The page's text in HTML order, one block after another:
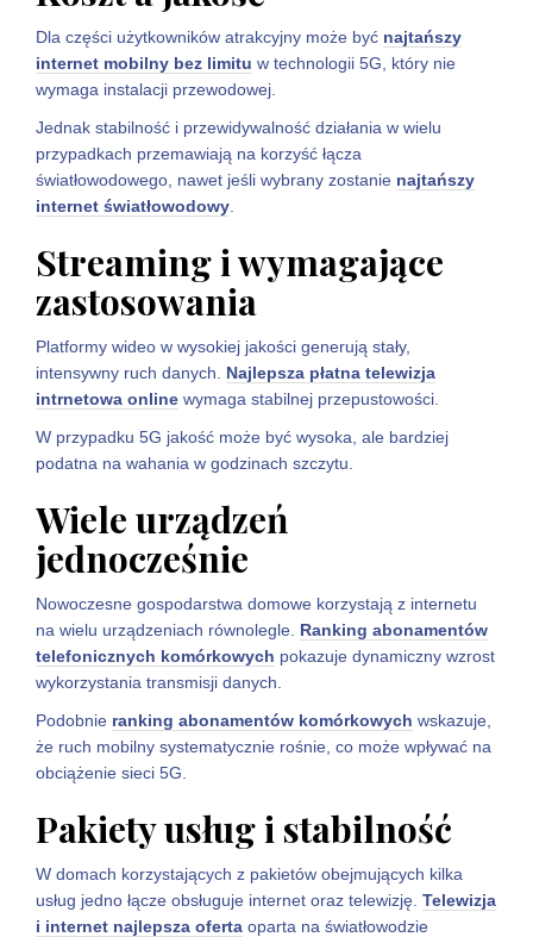
Dla części użytkowników atrakcyjny może być najtańszy
internet mobilny bez limitu w technologii 5G, który nie
wymaga instalacji przewodowej.
Jednak stabilność i przewidywalność działania w wielu
przypadkach przemawiają na korzyść łącza
światłowodowego, nawet jeśli wybrany zostanie najtańszy
internet światłowodowy
Streaming i wymagające
zastosowania
Platformy wideo w wysokiej jakości generują stały,
intensywny ruch danych. Najlepsza płatna telewizja
intrnetowa online wymaga stabilnej przepustowości.
W przypadku 5G jakość może być wysoka, ale bardziej
podatna na wahania w godzinach szczytu.
Wiele urządzeń
jednocześnie
Nowoczesne gospodarstwa domowe korzystają z internetu
na wielu urządzeniach równolegle. Ranking abonamentów
telefonicznych komórkowych pokazuje dynamiczny wzrost
wykorzystania transmisji danych.
Podobnie ranking abonamentów komórkowych wskazuje,
że ruch mobilny systematycznie rośnie, co może wpływać na
obciążenie sieci 5G.
Pakiety usług i stabilność
W domach korzystających z pakietów obejmujących kilka
usług jedno łącze obsługuje internet oraz telewizję. Telewizja
i internet najlepsza oferta oparta na światłowodzie